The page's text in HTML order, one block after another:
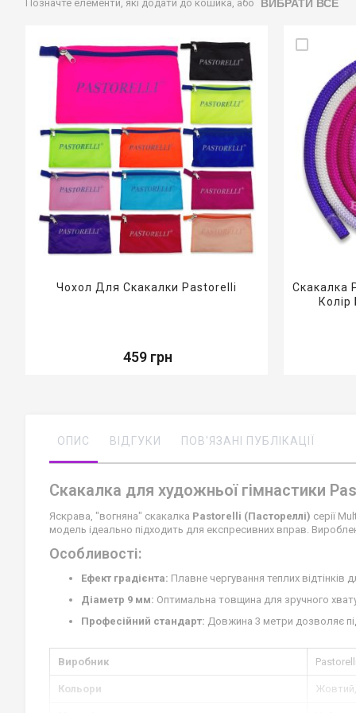
Позначте елементи, які додати до кошика, або
Чохол Для Скакалки Pastorelli
459 грн
Скакалка
Колір
ОПИС ВІДГУКИ ПОВ'ЯЗАНІ ПУБЛІКАЦІЇ
Скакалка для художньої гімнастики
Яскрава, "вогняна" скакалка Pastorelli (Пастореллі) серії
модель ідеально підходить для експресивних вправ.
Особливості:
Ефект градієнта: Плавне чергування теплих відтінків
Діаметр 9 мм: Оптимальна товщина для зручного
Професійний стандарт: Довжина 3 метри дозволяє
Виробник
Кольори